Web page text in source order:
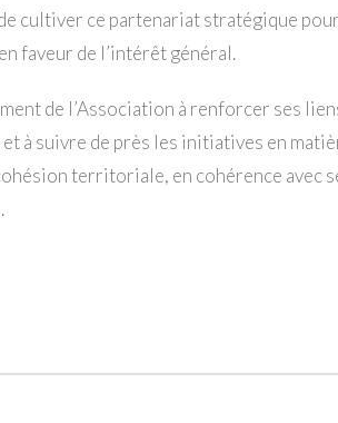
cultiver ce partenariat stratégique pour
faveur de l’intérêt général.
de l’Association à renforcer ses
à suivre de près les initiatives en
territoriale, en cohérence avec